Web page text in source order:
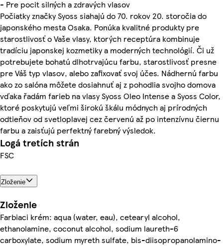
- Pre pocit silných a zdravých vlasov
Počiatky značky Syoss siahajú do 70. rokov 20. storočia do
japonského mesta Osaka. Ponúka kvalitné produkty pre
starostlivosť o Vaše vlasy, ktorých receptúra kombinuje
tradíciu japonskej kozmetiky a moderných technológií. Či už
potrebujete bohatú dlhotrvajúcu farbu, starostlivosť presne
pre Váš typ vlasov, alebo zafixovať svoj účes. Nádhernú farbu
ako zo salóna môžete dosiahnuť aj z pohodlia svojho domova
vďaka řadám farieb na vlasy Syoss Oleo Intense a Syoss Color,
ktoré poskytujú veľmi širokú škálu módnych aj prírodných
odtieňov od svetloplavej cez červenú až po intenzívnu čiernu
farbu a zaisťujú perfektný farebný výsledok.
Logá tretích strán
FSC
Zloženie
Zloženie
Farbiaci krém: aqua (water, eau), cetearyl alcohol,
ethanolamine, coconut alcohol, sodium laureth-6
carboxylate, sodium myreth sulfate, bis-diisopropanolamino-